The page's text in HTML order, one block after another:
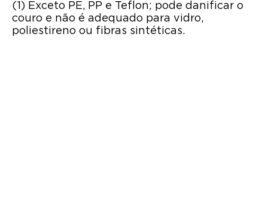
(1) Exceto PE, PP e Teflon; pode danificar o
couro e não é adequado para vidro,
poliestireno ou fibras sintéticas.